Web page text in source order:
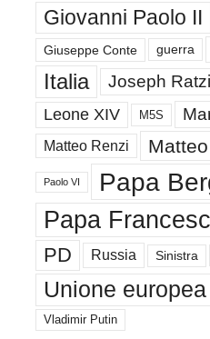
Giovanni Paolo II
Giuseppe Conte guerra
Italia Joseph
Leone XIV M5S
Matteo Renzi
Paolo VI Papa
Papa
PD Russia Sinistra
Unione europea
Vladimir Putin